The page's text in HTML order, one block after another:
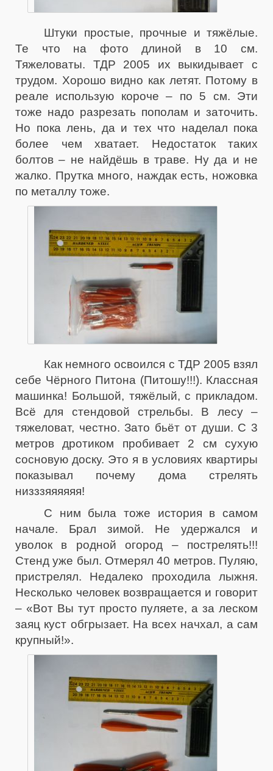
Штуки простые, прочные и тяжёлые.
Те что на фото длиной в 10 см.
Тяжеловаты. ТДР 2005 их выкидывает с
трудом. Хорошо видно как летят. Потому в
реале использую короче – по 5 см. Эти
тоже надо разрезать пополам и заточить.
Но пока лень, да и тех что наделал пока
более чем хватает. Недостаток таких
болтов – не найдёшь в траве. Ну да и не
жалко. Прутка много, наждак есть, ножовка
по металлу тоже.
Как немного освоился с ТДР 2005 взял
себе Чёрного Питона (Питошу!!!). Классная
машинка! Большой, тяжёлый, с прикладом.
Всё для стендовой стрельбы. В лесу –
тяжеловат, честно. Зато бьёт от души. С 3
метров дротиком пробивает 2 см сухую
сосновую доску. Это я в условиях квартиры
показывал почему дома стрелять
низззяяяяяя!
С ним была тоже история в самом
начале. Брал зимой. Не удержался и
уволок в родной огород – пострелять!!!
Стенд уже был. Отмерял 40 метров. Пуляю,
пристрелял. Недалеко проходила лыжня.
Несколько человек возвращается и говорит
– «Вот Вы тут просто пуляете, а за леском
заяц куст обгрызает. На всех начхал, а сам
крупный!».